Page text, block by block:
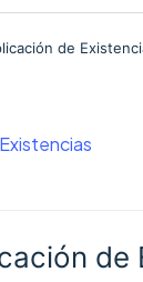
de
de